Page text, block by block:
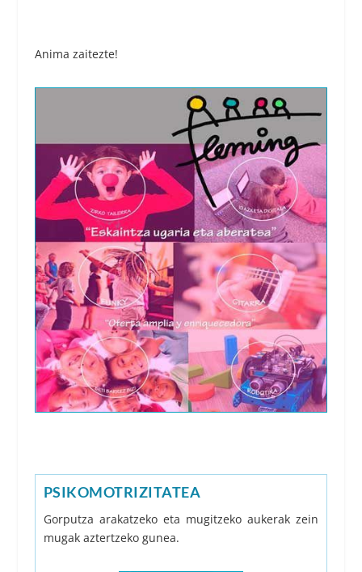
Anima zaitezte!
PSIKOMOTRIZITATEA
Gorputza arakatzeko eta mugitzeko aukerak zein
mugak aztertzeko gunea.